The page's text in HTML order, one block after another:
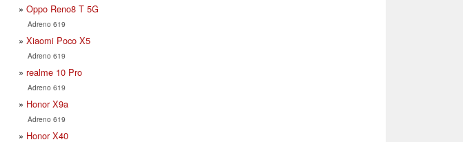
Oppo Reno8 T 5G
Adreno 619
Xiaomi Poco X5
Adreno 619
realme 10 Pro
Adreno 619
Honor X9a
Adreno 619
Honor X40